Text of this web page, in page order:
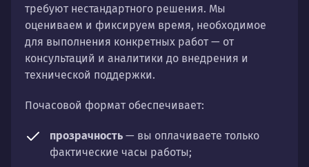
требуют нестандартного решения. Мы
оцениваем и фиксируем время, необходимое
для выполнения конкретных работ — от
консультаций и аналитики до внедрения и
технической поддержки.
Почасовой формат обеспечивает:
прозрачность — вы оплачиваете только
фактические часы работы;